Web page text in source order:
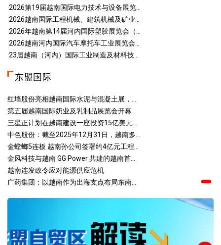
·2026第19届越南国际电力技术与设备展览...
·2026越南国际工程机械、建筑机械及矿业...
·2026年越南第14届河内国际塑胶展览会（...
·2026越南河内国际汽车摩托车工业展览会...
·23届越南（河内）国际工业制造及材料技...
东盟国际
红墙股份亮相越南国际水泥与混凝土展，...
第五届越南国际奶业及乳制品展览会开幕
三星正计划在越南建设一座投资15亿美元...
中色股份：截至2025年12月31日，越南多...
金螳螂5连板 越南孙公司签署约4亿元工程...
金风科技与越南 GG Power 共建的越南首...
越南连发政令应对能源供应危机
广药集团：以越南作为出海支点布局东南...